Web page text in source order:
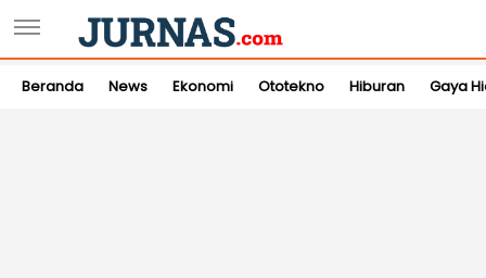
Beranda News Ekonomi Ototekno Hiburan Gaya